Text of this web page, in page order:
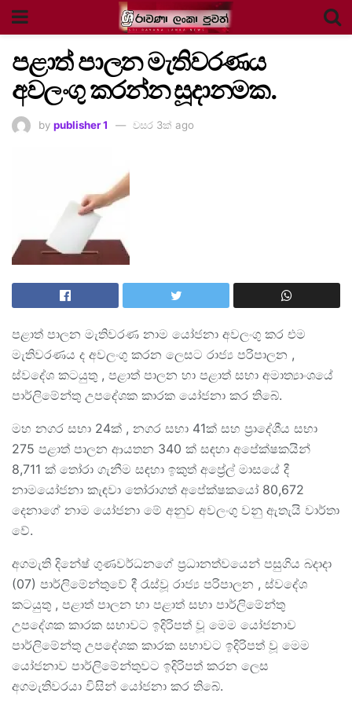
පළාත් පාලන මැතිවරණය
අවලංගු කරන්න සූදානමක.
by publisher 1 වසර 3ක් ago
පළාත් පාලන මැතිවරණ නාම යෝජනා අවලංගු කර එම
මැතිවරණය ද අවලංගු කරන ලෙසට රාජ්‍ය පරිපාලන ,
ස්වදේශ කටයුතු , පළාත් පාලන හා පළාත් සභා අමාත්‍යාංශයේ
පාර්ලිමේන්තු උපදේශක කාරක යෝජනා කර තිබේ.
මහ නගර සභා 24ක් , නගර සභා 41ක් සහ ප්‍රාදේශීය සභා
275 පළාත් පාලන ආයතන 340 ක් සඳහා අපේක්ෂකයින්
8,711 ක් තෝරා ගැනීම සඳහා ඉකුත් අප්‍රේල් මාසයේ දී
නාමයෝජනා කැඳවා තෝරාගත් අපේක්ෂකයෝ 80,672
දෙනාගේ නාම යෝජනා මේ අනුව අවලංගු වනු ඇතැයි වාර්තා
වේ.
අගමැති දිනේෂ් ගුණවර්ධනගේ ප්‍රධානත්වයෙන් පසුගිය බදාදා
(07) පාර්ලිමේන්තුවේ දී රැස්වූ රාජ්‍ය පරිපාලන , ස්වදේශ
කටයුතු , පළාත් පාලන හා පළාත් සභා පාර්ලිමේන්තු
උපදේශක කාරක සභාවට ඉදිරිපත් වූ මෙම යෝජනාව
පාර්ලිමේන්තු උපදේශක කාරක සභාවට ඉදිරිපත් වූ මෙම
යෝජනාව පාර්ලිමේන්තුවට ඉදිරිපත් කරන ලෙස
අගමැතිවරයා විසින් යෝජනා කර තිබේ.